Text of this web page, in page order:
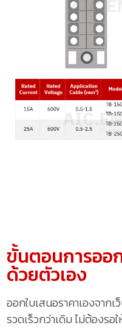
ขั้นตอนการออ
ด้วยตัวเอง
ออกใบเสนอราคาเองจาก
รวดเร็วกว่าเดิม ไม่ต้องรอใ